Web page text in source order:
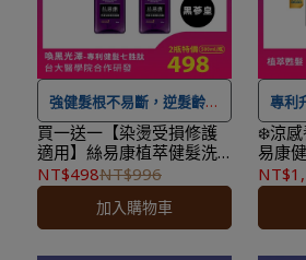
後，下個工作天出貨，出貨
後物流預計1-3個工作天送
達。
後
後
強健髮根不易斷，逆髮齡、
喚黑髮
★ 可宅配到府&超商取貨，
全館滿 NT$ 1,500免運費，
買一送一【染燙受損修護
適用】絲易康植萃健髮洗
髮精-黑蔘皇修護
500mlx2★效期
2028.09.03★
NT$498NT$996
加入購物車
專利
★ 可
全
❄️涼感
易康
康60
洗髮